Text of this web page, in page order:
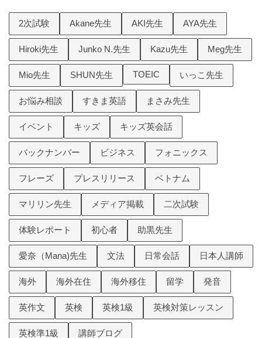
2次試験 Akane先生 AKI先生 AYA先生
Hiroki先生 Junko N.先生 Kazu先生 Meg先生
Mio先生 SHUN先生 TOEIC いっこ先生
お悩み相談 すきま英語 まさみ先生
イベント キッズ キッズ英会話
バックナンバー ビジネス フォニックス
フレーズ プレスリリース ベトナム
マリリン先生 メディア掲載 二次試験
体験レポート 初心者 助黒先生
愛奈（Mana)先生 文法 日常会話 日本人講師
海外 海外在住 海外移住 留学 発音
英作文 英検 英検1級 英検対策レッスン
英検準1級 講師ブログ